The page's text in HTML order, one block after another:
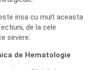
insa cu mult aceasta
de la cele
severe.
de Hematologie